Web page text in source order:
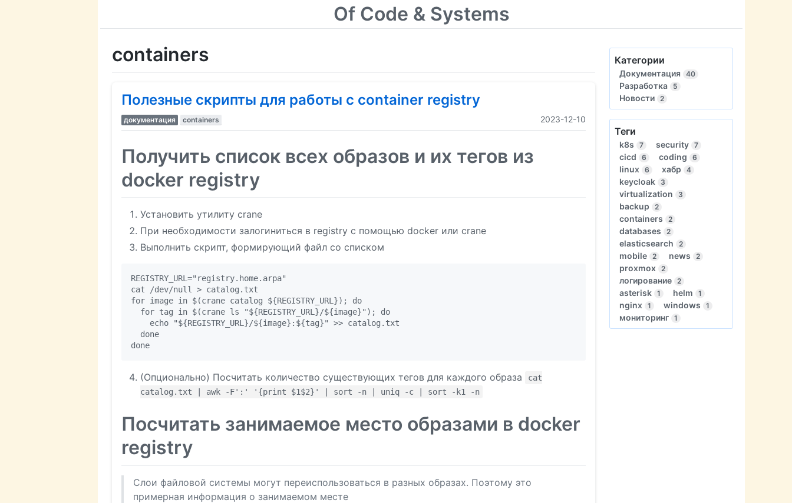
Of Code & Systems
containers
Полезные скрипты для работы с container registry
документация containers 2023-12-10
Получить список всех образов и их тегов из
docker registry
Установить утилиту crane
При необходимости залогиниться в registry с помощью docker или crane
Выполнить скрипт, формирующий файл со списком
REGISTRY_URL="registry.home.arpa"
cat /dev/null > catalog.txt
for image in $(crane catalog ${REGISTRY_URL}); do
  for tag in $(crane ls "${REGISTRY_URL}/${image}"); do
    echo "${REGISTRY_URL}/${image}:${tag}" >> catalog.txt
  done
(Опционально) Посчитать количество существующих тегов для каждого образа
cat
catalog.txt | awk -F':' '{print $1$2}' | sort -n | uniq -c | sort -k1 -n
Посчитать занимаемое место образами в docker
registry
Слои файловой системы могут переиспользоваться в разных образах. Поэтому это
примерная информация о занимаемом месте
Категории
Документация 40
Разработка 5
Новости 2
Теги
k8s 7 security 7
cicd 6 coding 6
linux 6 хабр 4
keycloak 3
virtualization 3
backup 2
containers 2
databases 2
elasticsearch 2
mobile 2 news 2
proxmox 2
логирование 2
asterisk 1 helm 1
nginx 1 windows 1
мониторинг 1